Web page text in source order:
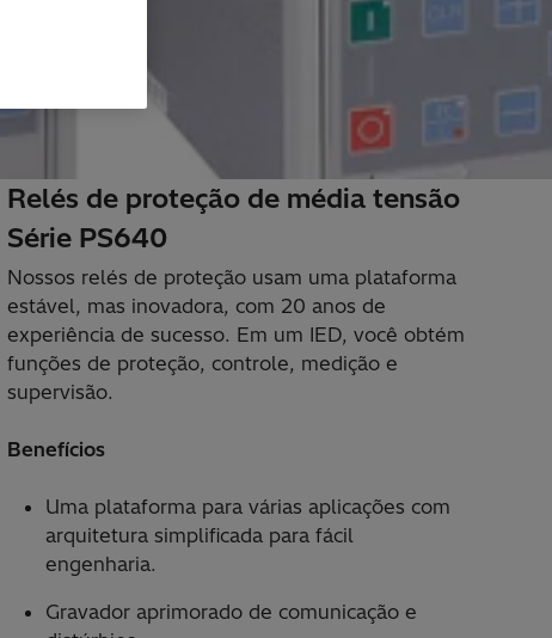
Relés de proteção de média tensão
Série PS640
Nossos relés de proteção usam uma plataforma
estável, mas inovadora, com 20 anos de
experiência de sucesso. Em um IED, você obtém
funções de proteção, controle, medição e
supervisão.
Benefícios
Uma plataforma para várias aplicações com
arquitetura simplificada para fácil
engenharia.
Gravador aprimorado de comunicação e